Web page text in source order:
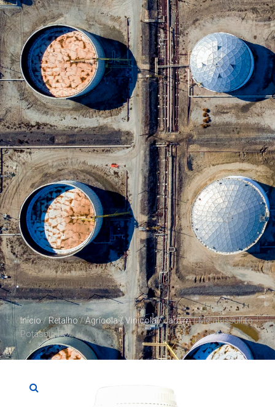
Início/Retalho/Agrícola / Vinícola / Jardim/ Metabissulfito
Potássio Pó